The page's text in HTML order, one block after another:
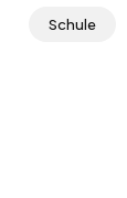
Schule